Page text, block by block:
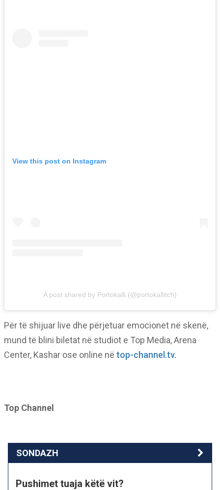
View this post on Instagram
A post shared by Portokalli (@portokallitch)
Për të shijuar live dhe përjetuar emocionet në skenë,
mund të blini biletat në studiot e Top Media, Arena
Center, Kashar ose online në top-channel.tv.
Top Channel
SONDAZH
Pushimet tuaja këtë vit?